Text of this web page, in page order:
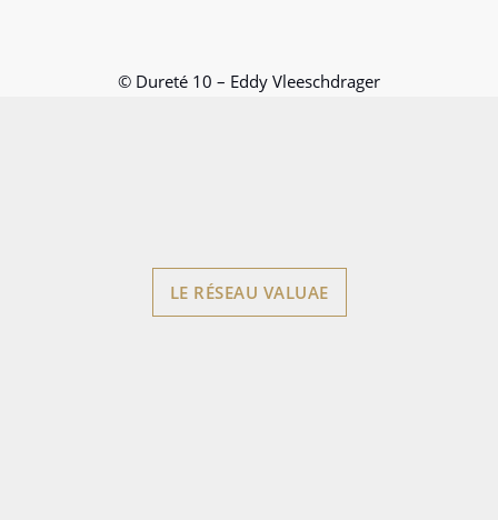
© Dureté 10 – Eddy Vleeschdrager
LE RÉSEAU VALUAE